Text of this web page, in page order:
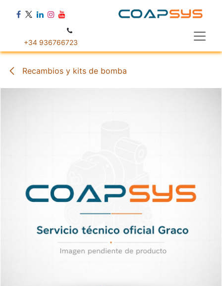
+34 936766723
Recambios y kits de bomba